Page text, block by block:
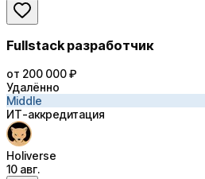
Fullstack разработчик
от 200 000 ₽
Удалённо
Middle
ИТ-аккредитация
Holiverse
10 авг.